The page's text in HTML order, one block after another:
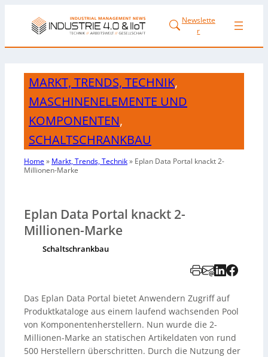
Newslette
r
MARKT, TRENDS, TECHNIK,
MASCHINENELEMENTE UND
KOMPONENTEN,
SCHALTSCHRANKBAU
Home» Markt, Trends, Technik» Eplan Data Portal knackt2-
Millionen-Marke
Eplan Data Portal knackt 2-
Millionen-Marke
Schaltschrankbau
Das Eplan Data Portal bietet Anwendern Zugriff auf
Produktkataloge aus einem laufend wachsenden Pool
von Komponentenherstellern. Nun wurde die 2-
Millionen-Marke an statischen Artikeldaten von rund
500 Herstellern überschritten. Durch die Nutzung der